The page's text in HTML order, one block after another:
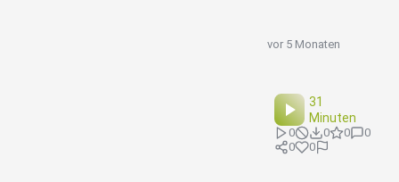
vor 5 Monaten
31
Minuten
0 0 0
0
0
0